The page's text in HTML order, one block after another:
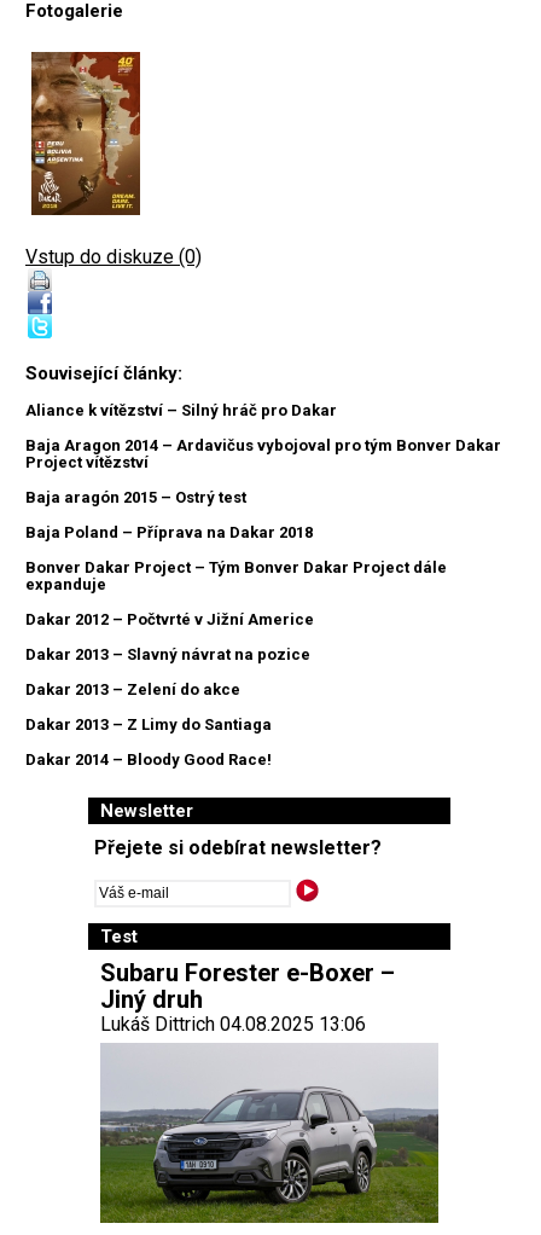
Fotogalerie
Vstup do diskuze (0)
Související články:
Aliance k vítězství – Silný hráč pro Dakar
Baja Aragon 2014 – Ardavičus vybojoval pro tým Bonver Dakar
Project vítězství
Baja aragón 2015 – Ostrý test
Baja Poland – Příprava na Dakar 2018
Bonver Dakar Project – Tým Bonver Dakar Project dále
expanduje
Dakar 2012 – Počtvrté v Jižní Americe
Dakar 2013 – Slavný návrat na pozice
Dakar 2013 – Zelení do akce
Dakar 2013 – Z Limy do Santiaga
Dakar 2014 – Bloody Good Race!
Newsletter
Přejete si odebírat newsletter?
Test
Subaru Forester e-Boxer –
Jiný druh
Lukáš Dittrich 04.08.2025 13:06